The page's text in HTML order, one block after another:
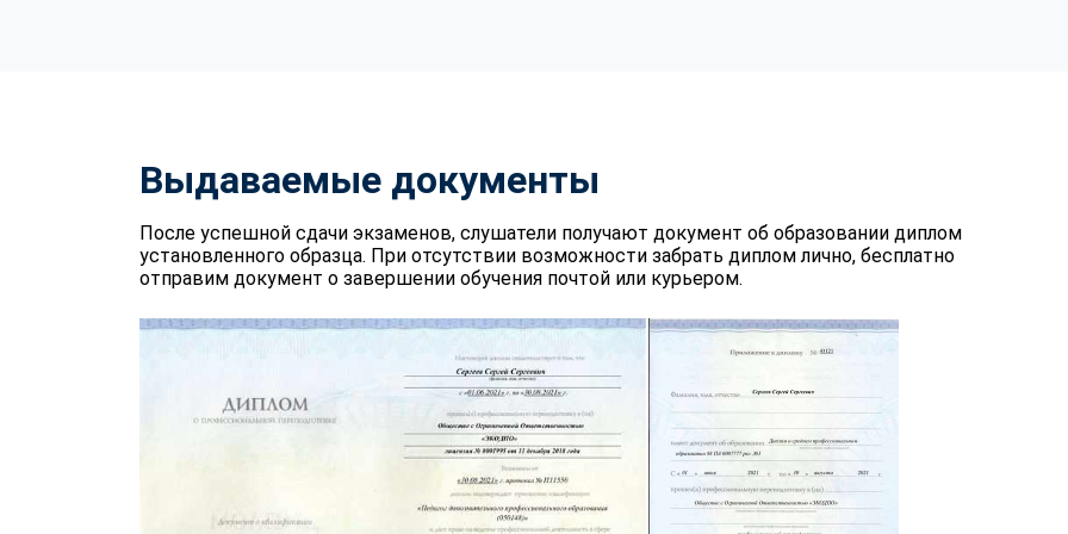
Выдаваемые документы
После успешной сдачи экзаменов, слушатели получают документ об образовании диплом
установленного образца. При отсутствии возможности забрать диплом лично, бесплатно
отправим документ о завершении обучения почтой или курьером.